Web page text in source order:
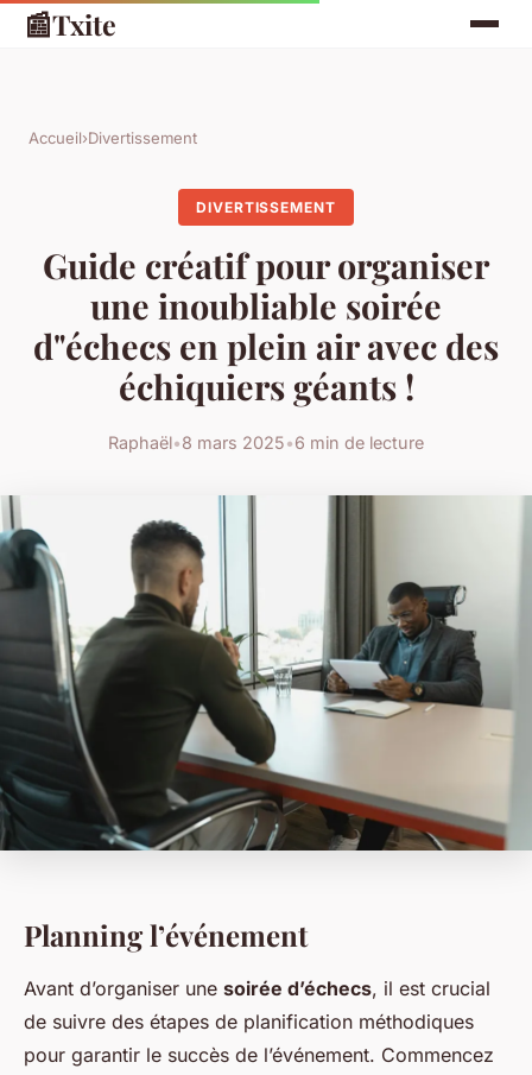
📰Txite
Accueil›Divertissement
DIVERTISSEMENT
Guide créatif pour organiser
une inoubliable soirée
d"échecs en plein air avec des
échiquiers géants !
Raphaël•8 mars 2025•6 min de lecture
Planning l’événement
Avant d’organiser une soirée d’échecs, il est crucial
de suivre des étapes de planification méthodiques
pour garantir le succès de l’événement. Commencez